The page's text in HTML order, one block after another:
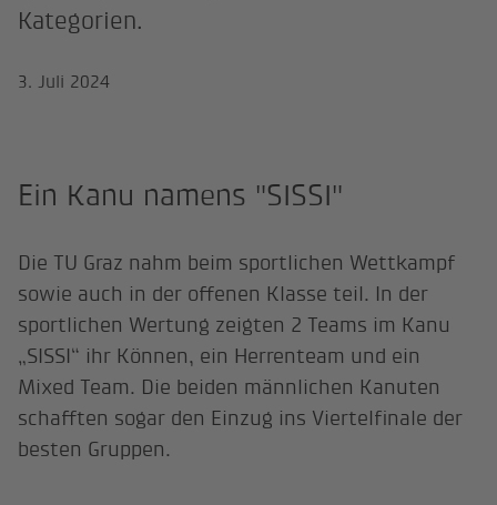
Kategorien.
3. Juli 2024
Ein Kanu namens "SISSI"
Die TU Graz nahm beim sportlichen Wettkampf
sowie auch in der offenen Klasse teil. In der
sportlichen Wertung zeigten 2 Teams im Kanu
„SISSI“ ihr Können, ein Herrenteam und ein
Mixed Team. Die beiden männlichen Kanuten
schafften sogar den Einzug ins Viertelfinale der
besten Gruppen.